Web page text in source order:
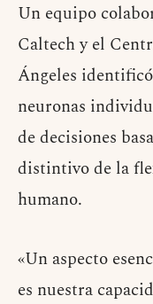
Un equipo
Caltech y el
Ángeles
neuronas
de decisiones
distintivo de la
humano.
«Un aspecto
es nuestra